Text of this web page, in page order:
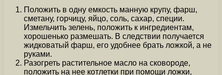
Положить в одну емкость манную крупу, фарш,
сметану, горчицу, яйцо, соль, сахар, специи.
Измельчить зелень, положить к ингредиентам,
хорошенько размешать. В следствии получается
жидковатый фарш, его удобнее брать ложкой, а не
руками.
Разогреть растительное масло на сковороде,
положить на нее котлетки при помощи ложки,